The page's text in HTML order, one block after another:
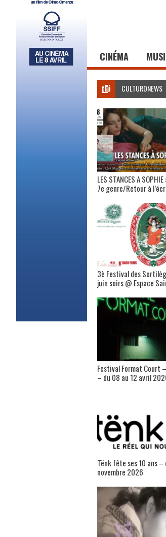
CINÉMA
CULTURONEWS
LES STANCES A
7e genre/Retour à
3è Festival des
juin soirs @ Espace
Festival Format Court
– du 08 au 12 avril
Tënk fête ses 10 ans –
novembre 2026